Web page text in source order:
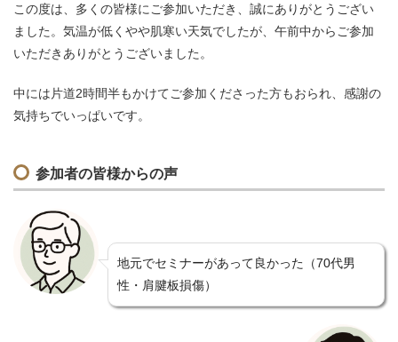
この度は、多くの皆様にご参加いただき、誠にありがとうござい
ました。気温が低くやや肌寒い天気でしたが、午前中からご参加
いただきありがとうございました。
中には片道2時間半もかけてご参加くださった方もおられ、感謝の
気持ちでいっぱいです。
参加者の皆様からの声
地元でセミナーがあって良かった（70代男
性・肩腱板損傷）